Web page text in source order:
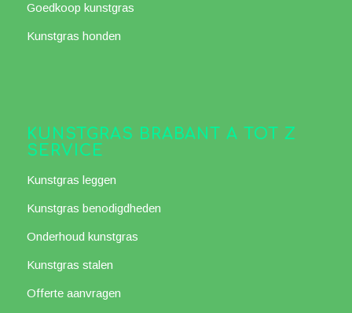
Goedkoop kunstgras
Kunstgras honden
KUNSTGRAS BRABANT A TOT Z
SERVICE
Kunstgras leggen
Kunstgras benodigdheden
Onderhoud kunstgras
Kunstgras stalen
Offerte aanvragen